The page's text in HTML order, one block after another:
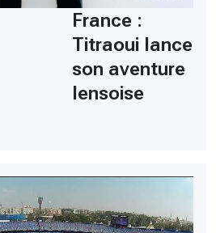
France :
Titraoui lance
son aventure
lensoise